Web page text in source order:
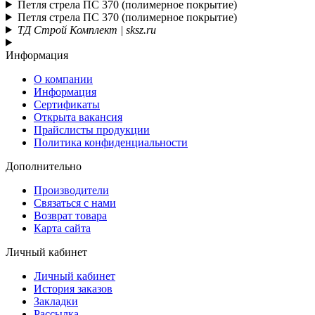
Петля стрела ПС 370 (полимерное покрытие)
Петля стрела ПС 370 (полимерное покрытие)
ТД Строй Комплект | sksz.ru
Информация
О компании
Информация
Сертификаты
Открыта вакансия
Прайслисты продукции
Политика конфиденциальности
Дополнительно
Производители
Связаться с нами
Возврат товара
Карта сайта
Личный кабинет
Личный кабинет
История заказов
Закладки